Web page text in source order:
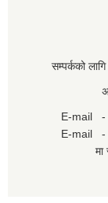
सम्पर्कको लागि
अथवा
E-mail -
E-mail -
मा सम्पर्क